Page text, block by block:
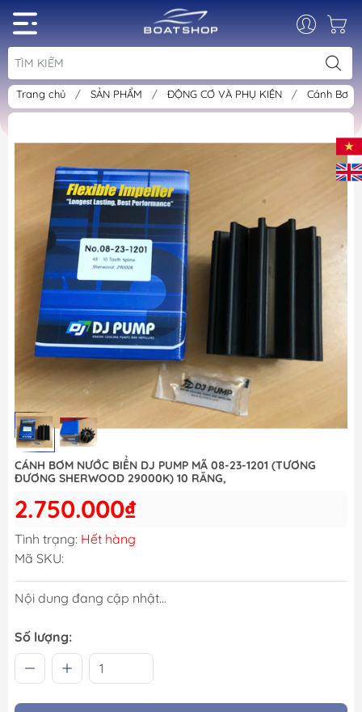
Trang chủ / SẢN PHẨM / ĐỘNG CƠ VÀ PHỤ KIỆN / Cánh
CÁNH BƠM NƯỚC BIỂN DJ PUMP MÃ 08-23-1201 (TƯƠNG
ĐƯƠNG SHERWOOD 29000K) 10 RĂNG,
2.750.000₫
Tình trạng: Hết hàng
Mã SKU:
Nội dung đang cập nhật...
Số lượng: